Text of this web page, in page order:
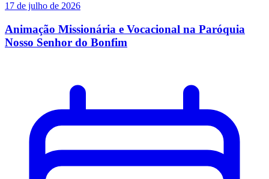
17 de julho de 2026
Animação Missionária e Vocacional na Paróquia
Nosso Senhor do Bonfim